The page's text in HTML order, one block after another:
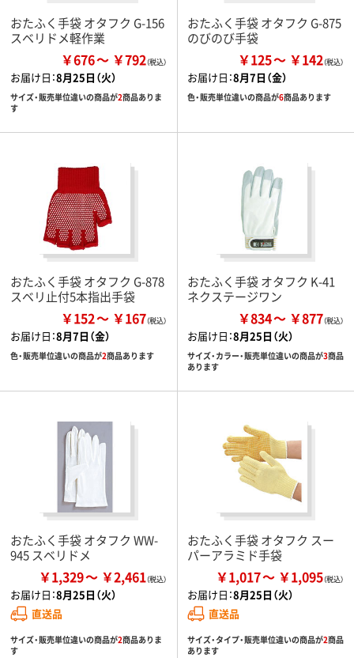
おたふく手袋 オタフク G-156
スベリドメ軽作業
￥676 ￥792
お届け日：8月25日（火）
サイズ・販売単位違いの商品が2商品ありま
す
おたふく手袋 オタフク G-875
のびのび手袋
￥125 ￥142
お届け日：8月7日（金）
色・販売単位違いの商品が6商品あります
おたふく手袋 オタフク G-878
スベリ止付5本指出手袋
￥152 ￥167
お届け日：8月7日（金）
色・販売単位違いの商品が2商品あります
おたふく手袋 オタフク K-41
ネクステージワン
￥834 ￥877
お届け日：8月25日（火）
サイズ・カラー・販売単位違いの商品が3商品
あります
おたふく手袋 オタフク WW-
945 スベリドメ
￥1,329 ￥2,461
お届け日：8月25日（火）
直送品
サイズ・販売単位違いの商品が2商品ありま
す
おたふく手袋 オタフク スー
パーアラミド手袋
￥1,017 ￥1,095
お届け日：8月25日（火）
直送品
サイズ・タイプ・販売単位違いの商品が2商品
あります